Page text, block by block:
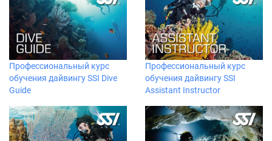
Профессиональный курс
обучения дайвингу SSI Dive
Guide
Профессиональный курс
обучения дайвингу SSI
Assistant Instructor